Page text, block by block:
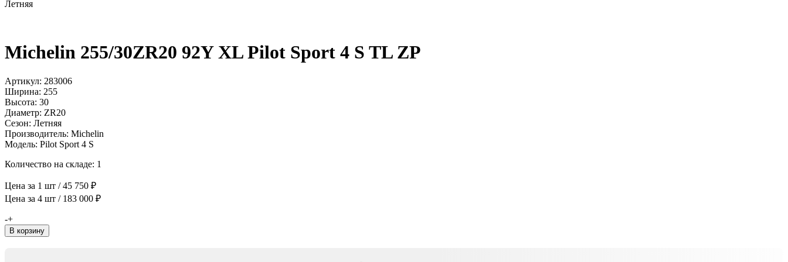
Летняя
Michelin 255/30ZR20 92Y XL Pilot Sport 4 S TL ZP
Артикул: 283006
Ширина: 255
Высота: 30
Диаметр: ZR20
Сезон: Летняя
Производитель: Michelin
Модель: Pilot Sport 4 S
Количество на складе: 1
Цена за 1 шт / 45 750 ₽
Цена за 4 шт / 183 000 ₽
Количество
товара
Michelin
-+
В корзину